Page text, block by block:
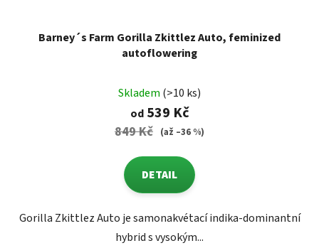
Barney´s Farm Gorilla Zkittlez Auto, feminized
autoflowering
Skladem (>10 ks)
od539 Kč
849 Kč (až –36 %)
DETAIL
Gorilla Zkittlez Auto je samonakvétací indika-dominantní
hybrid s vysokým...